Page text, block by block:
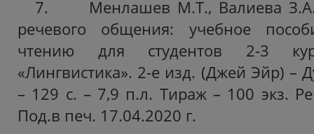
7. Менлашев М.Т., Валиева З.А.
речевого общения: учебное
чтению для студентов 2-3
«Лингвистика». 2-е изд. (Джей Эйр) –
– 129 с. – 7,9 п.л. Тираж – 100 экз.
Под.в печ. 17.04.2020 г.